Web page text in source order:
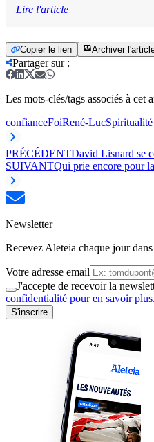
Lire l'article
Copier le lien Archiver
Partager sur:
Les mots-clés/tags associés à cet
confianceFoiRené-LucSpiritualité
PRÉCÉDENTDavid Lisnard se
SUIVANTQui prie encore pour
Newsletter
Recevez Aleteia chaque jour
Votre adresse email
J'accepte de recevoir la
confidentialité pour en savoir plus.
S'inscrire